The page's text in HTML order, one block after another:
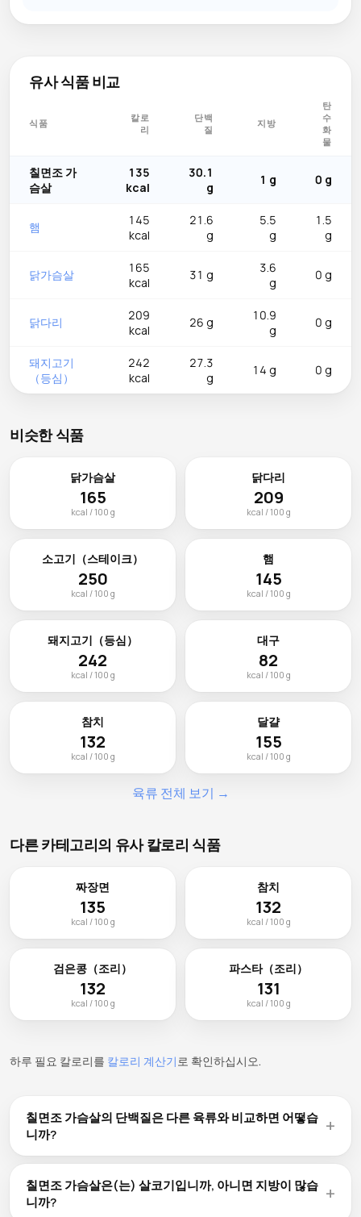
유사 식품 비교
식품
칼로
리
단백
질
지방
탄
수
화
물
칠면조 가
슴살
135
kcal
30.1
g
1 g 0 g
햄
145
kcal
21.6
g
5.5
g
1.5
g
닭가슴살
165
kcal
31 g
3.6
g
0 g
닭다리
209
kcal
26 g
10.9
g
0 g
돼지고기
（등심）
242
kcal
27.3
g
14 g 0 g
비슷한 식품
닭가슴살
165
kcal / 100 g
닭다리
209
kcal / 100 g
소고기（스테이크）
250
kcal / 100 g
햄
145
kcal / 100 g
돼지고기（등심）
242
kcal / 100 g
대구
82
kcal / 100 g
참치
132
kcal / 100 g
달걀
155
kcal / 100 g
육류 전체 보기 →
다른 카테고리의 유사 칼로리 식품
짜장면
135
kcal / 100 g
참치
132
kcal / 100 g
검은콩（조리）
132
kcal / 100 g
파스타（조리）
131
kcal / 100 g
하루 필요 칼로리를 칼로리 계산기로 확인하십시오.
칠면조 가슴살의 단백질은 다른 육류와 비교하면 어떻습
니까?
칠면조 가슴살은(는) 100g당 30.1g의 단백질을 함유하고 있어
대부분의 다른 육류와 비슷한 수준입니다. 닭가슴살은 약 31g,
소고기는 약 26g, 돼지고기는 약 27g(모두 100g당)입니다. 단
칠면조 가슴살은(는) 살코기입니까, 아니면 지방이 많습
니까?